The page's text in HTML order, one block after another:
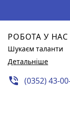
РОБОТА У НАС
Шукаєм таланти
Детальніше
phone_in_talk (0352) 43-